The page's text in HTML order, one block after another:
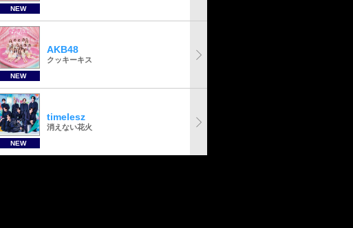
NEW
NEW
AKB48
クッキーキス
NEW
timelesz
消えない花火